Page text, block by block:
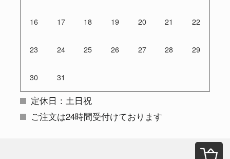
16 17 18 19 20 21 22
23 24 25 26 27 28 29
30 31
定休日：土日祝
ご注文は24時間受付けております